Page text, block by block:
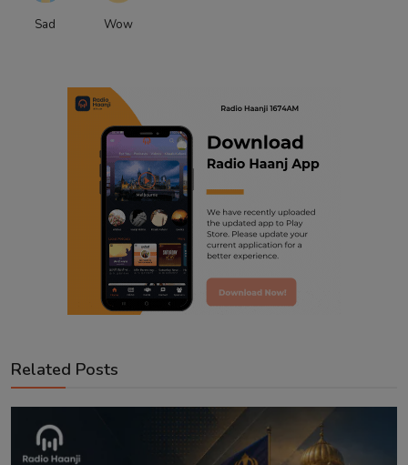
Sad Wow
Related Posts